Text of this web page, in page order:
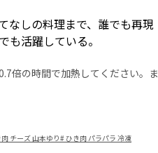
なしの料理まで、誰でも再現
活躍している。
倍の時間で加熱してください。ま
チーズ 山本ゆり# ひき肉 パラパラ 冷凍